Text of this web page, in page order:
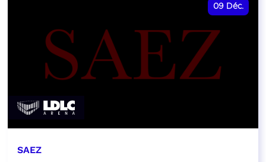
09 Déc.
SAEZ